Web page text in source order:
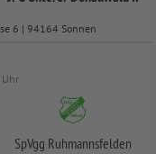
6 | 94164 Sonnen
SpVgg Ruhmannsfelden